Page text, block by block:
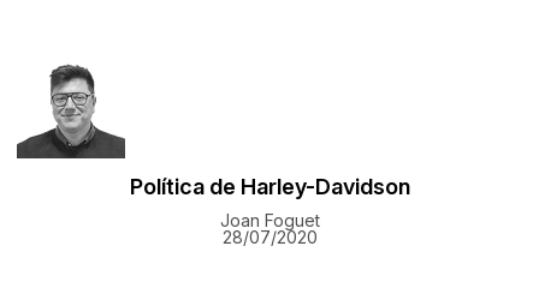
Política de Harley-Davidson
Joan Foguet
28/07/2020